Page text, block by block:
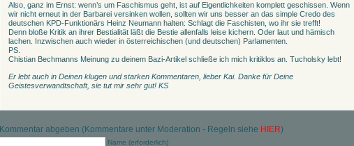
Also, ganz im Ernst: wenn’s um Faschismus geht, ist auf Eigentlichkeiten komplett geschissen. Wenn
wir nicht erneut in der Barbarei versinken wollen, sollten wir uns besser an das simple Credo des
deutschen KPD-Funktionärs Heinz Neumann halten: Schlagt die Faschisten, wo ihr sie trefft!
Denn bloße Kritik an ihrer Bestialität läßt die Bestie allenfalls leise kichern. Oder laut und hämisch
lachen. Inzwischen auch wieder in österreichischen (und deutschen) Parlamenten.
PS.
Chistian Bechmanns Meinung zu deinem Bazi-Artikel schließe ich mich kritiklos an. Tucholsky lebt!
Er lebt auch in Deinen klugen und starken Kommentaren, lieber Kai. Danke für Deine
Geistesverwandtschaft, sie tut mir sehr gut! KS
Kommentar abgeben (Kommentare unter Moderation - Regeln siehe HIER)
Name (erforderlich)